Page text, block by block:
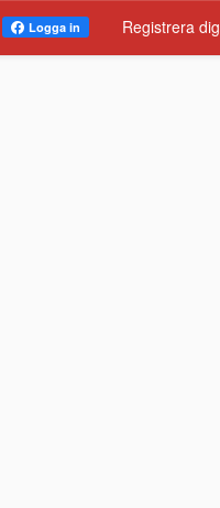
Logga in Registrera dig